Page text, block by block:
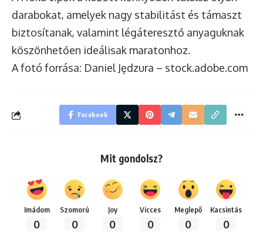
darabokat, amelyek nagy stabilitást és támaszt
biztosítanak, valamint légáteresztő anyaguknak
köszönhetően ideálisak maratonhoz.
A fotó forrása: Daniel Jędzura – stock.adobe.com
Facebook
Mit gondolsz?
Imádom
0
Szomorú
0
Joy
0
Vicces
0
Meglepő
0
Kacsintás
0